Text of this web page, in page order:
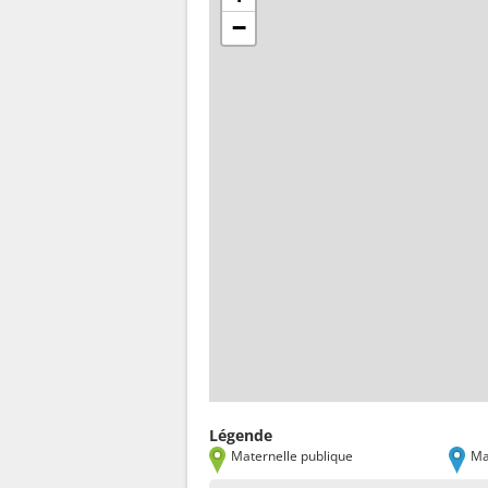
−
Légende
Maternelle publique